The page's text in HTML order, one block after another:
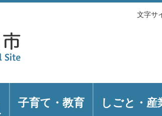
文字サ
子育て・教育 しごと・産